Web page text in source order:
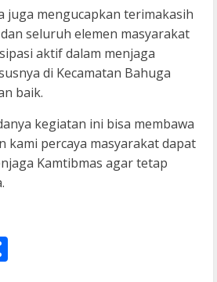
juga mengucapkan terimakasih
seluruh elemen masyarakat
aktif dalam menjaga
di Kecamatan Bahuga
baik.
kegiatan ini bisa membawa
kami percaya masyarakat dapat
Kamtibmas agar tetap